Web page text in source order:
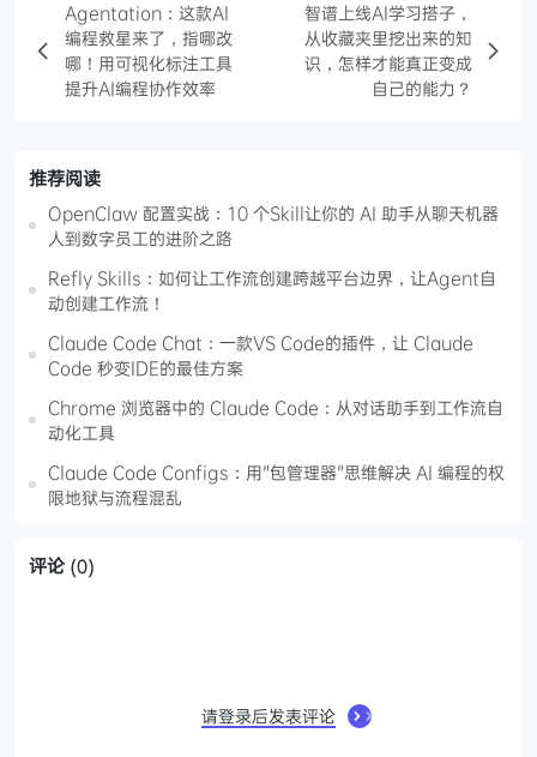
Agentation：这款AI
编程救星来了，指哪改
哪！用可视化标注工具
提升AI编程协作效率
智谱上线AI学习搭子，
从收藏夹里挖出来的知
识，怎样才能真正变成
自己的能力？
推荐阅读
OpenClaw 配置实战：10 个Skill让你的 AI 助手从聊天机器
人到数字员工的进阶之路
Refly Skills：如何让工作流创建跨越平台边界，让Agent自
动创建工作流！
Claude Code Chat：一款VS Code的插件，让 Claude
Code 秒变IDE的最佳方案
Chrome 浏览器中的 Claude Code：从对话助手到工作流自
动化工具
Claude Code Configs：用"包管理器"思维解决 AI 编程的权
限地狱与流程混乱
评论 (0)
请登录后发表评论